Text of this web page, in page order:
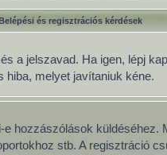
és regisztrációs kérdések
a jelszavad. Ha igen, lépj
hiba, melyet javítaniuk kéne.
hozzászólások
stb. A regisztráció